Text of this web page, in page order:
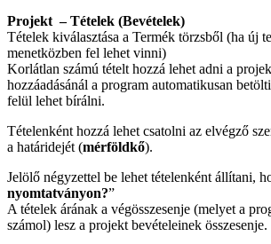
Projekt – Tételek (Bevételek)
Tételek kiválasztása a Termék törzsből (ha új
menetközben fel lehet vinni)
Korlátlan számú tételt hozzá lehet adni a
hozzáadásánál a program automatikusan
felül lehet bírálni.
Tételenként hozzá lehet csatolni az elvégző
a határidejét (mérföldkő).
Jelölő négyzettel be lehet tételenként állítani,
nyomtatványon?”
A tételek árának a végösszesenje (melyet a
számol) lesz a projekt bevételeinek összesenje.